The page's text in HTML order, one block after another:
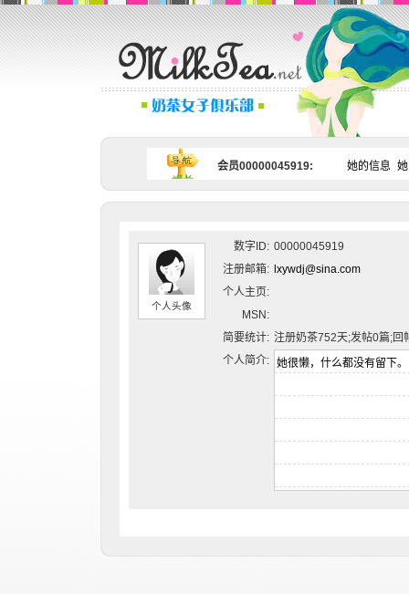
会员00000045919: 她的信息
个人头像
数字ID: 00000045919
注册邮箱: lxywdj@sina.com
个人主页:
MSN:
简要统计: 注册奶茶752天;发帖0篇;回
个人简介: